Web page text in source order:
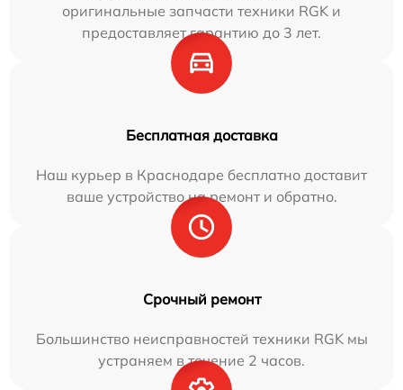
оригинальные запчасти техники RGK и
предоставляет гарантию до 3 лет.
Бесплатная доставка
Наш курьер в Краснодаре бесплатно доставит
ваше устройство на ремонт и обратно.
Срочный ремонт
Большинство неисправностей техники RGK мы
устраняем в течение 2 часов.